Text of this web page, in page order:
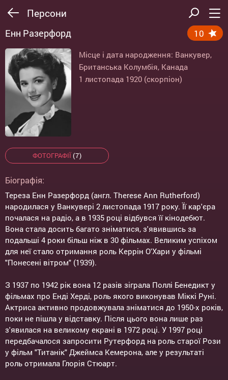
Персони
Енн Разерфорд 10
Місце і дата народження: Ванкувер,
Британська Колумбія, Канада
1 листопада 1920 (скорпіон)
ФОТОГРАФІЇ(7)
Біографія:
Тереза Енн Разерфорд (англ. Therese Ann Rutherford)
народилася у Ванкувері 2 листопада 1917 року. Її кар'єра
почалася на радіо, а в 1935 році відбувся її кінодебют.
Вона стала досить багато зніматися, з'явившись за
подальші 4 роки більш ніж в 30 фільмах. Великим успіхом
для неї стало отримання роль Керрін О'Хари у фільмі
"Понесені вітром" (1939).
З 1937 по 1942 рік вона 12 разів зіграла Поллі Бенедикт у
фільмах про Енді Херді, роль якого виконував Міккі Руні.
Актриса активно продовжувала зніматися до 1950-х років,
поки не пішла у відставку. Після цього вона лише раз
з'явилася на великому екрані в 1972 році. У 1997 році
передбачалося запросити Рутерфорд на роль старої Рози
у фільм "Титанік" Джеймса Кемерона, але у результаті
роль отримала Глорія Стюарт.